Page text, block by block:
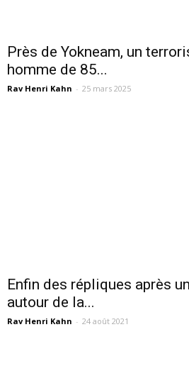
Près de Yokneam, un
homme de 85...
Rav Henri Kahn - 25 mars 2025
Enfin des répliques après
autour de la...
Rav Henri Kahn - 24 août 2021